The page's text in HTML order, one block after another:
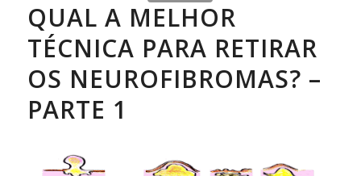
QUAL A MELHOR
TÉCNICA PARA RETIRAR
OS NEUROFIBROMAS? –
PARTE 1